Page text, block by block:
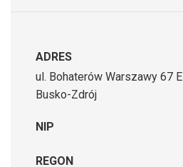
ADRES
ul. Bohaterów Warszawy 67 E
Busko-Zdrój
NIP
REGON